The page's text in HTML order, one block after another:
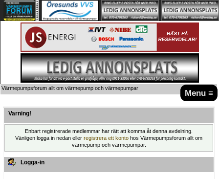
Menu ≡
Värmepumpsforum allt om värmepump och värmepumpar
Varning!
Enbart registrerade medlemmar har rätt att komma åt denna avdelning.
Vänligen logga in nedan eller registrera ett konto hos Värmepumpsforum allt om
värmepump och värmepumpar.
Logga-in